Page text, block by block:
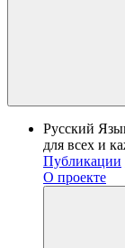
Русский
для всех и
Публикации
О проекте